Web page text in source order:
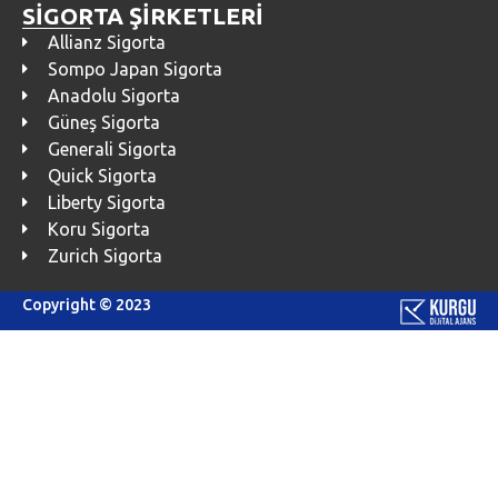
SİGORTA ŞİRKETLERİ
Allianz Sigorta
Sompo Japan Sigorta
Anadolu Sigorta
Güneş Sigorta
Generali Sigorta
Quick Sigorta
Liberty Sigorta
Koru Sigorta
Zurich Sigorta
Copyright © 2023